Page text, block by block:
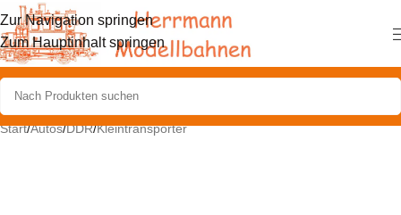
Zur Navigation springen
Zum Hauptinhalt springen
Start/Autos/DDR/Kleintransporter